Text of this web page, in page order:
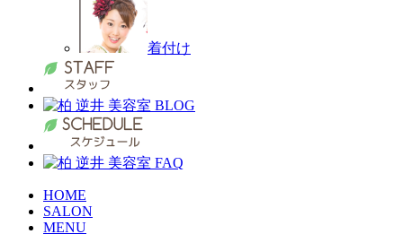
着付け
HOME
SALON
MENU